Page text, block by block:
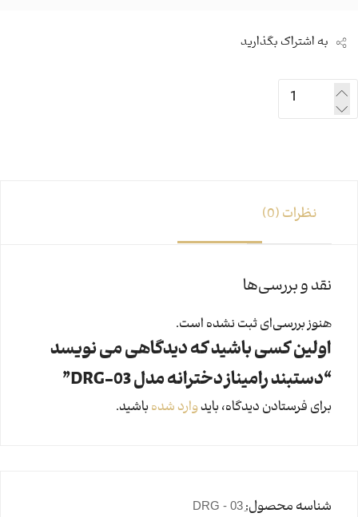
به اشتراک بگذارید
نظرات (0)
نقد و بررسی‌ها
هنوز بررسی‌ای ثبت نشده است.
اولین کسی باشید که دیدگاهی می نویسد
“دستبند رامیناز دخترانه مدل DRG-03”
برای فرستادن دیدگاه، بایدوارد شده باشید.
شناسه محصول: